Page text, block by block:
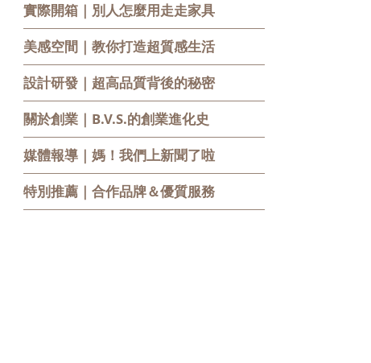
實際開箱 ｜別人怎麼用走走家具
美感空間 ｜教你打造超質感生活
設計研發 ｜超高品質背後的秘密
關於創業 ｜B.V.S.的創業進化史
媒體報導 ｜媽！我們上新聞了啦
特別推薦 ｜合作品牌＆優質服務